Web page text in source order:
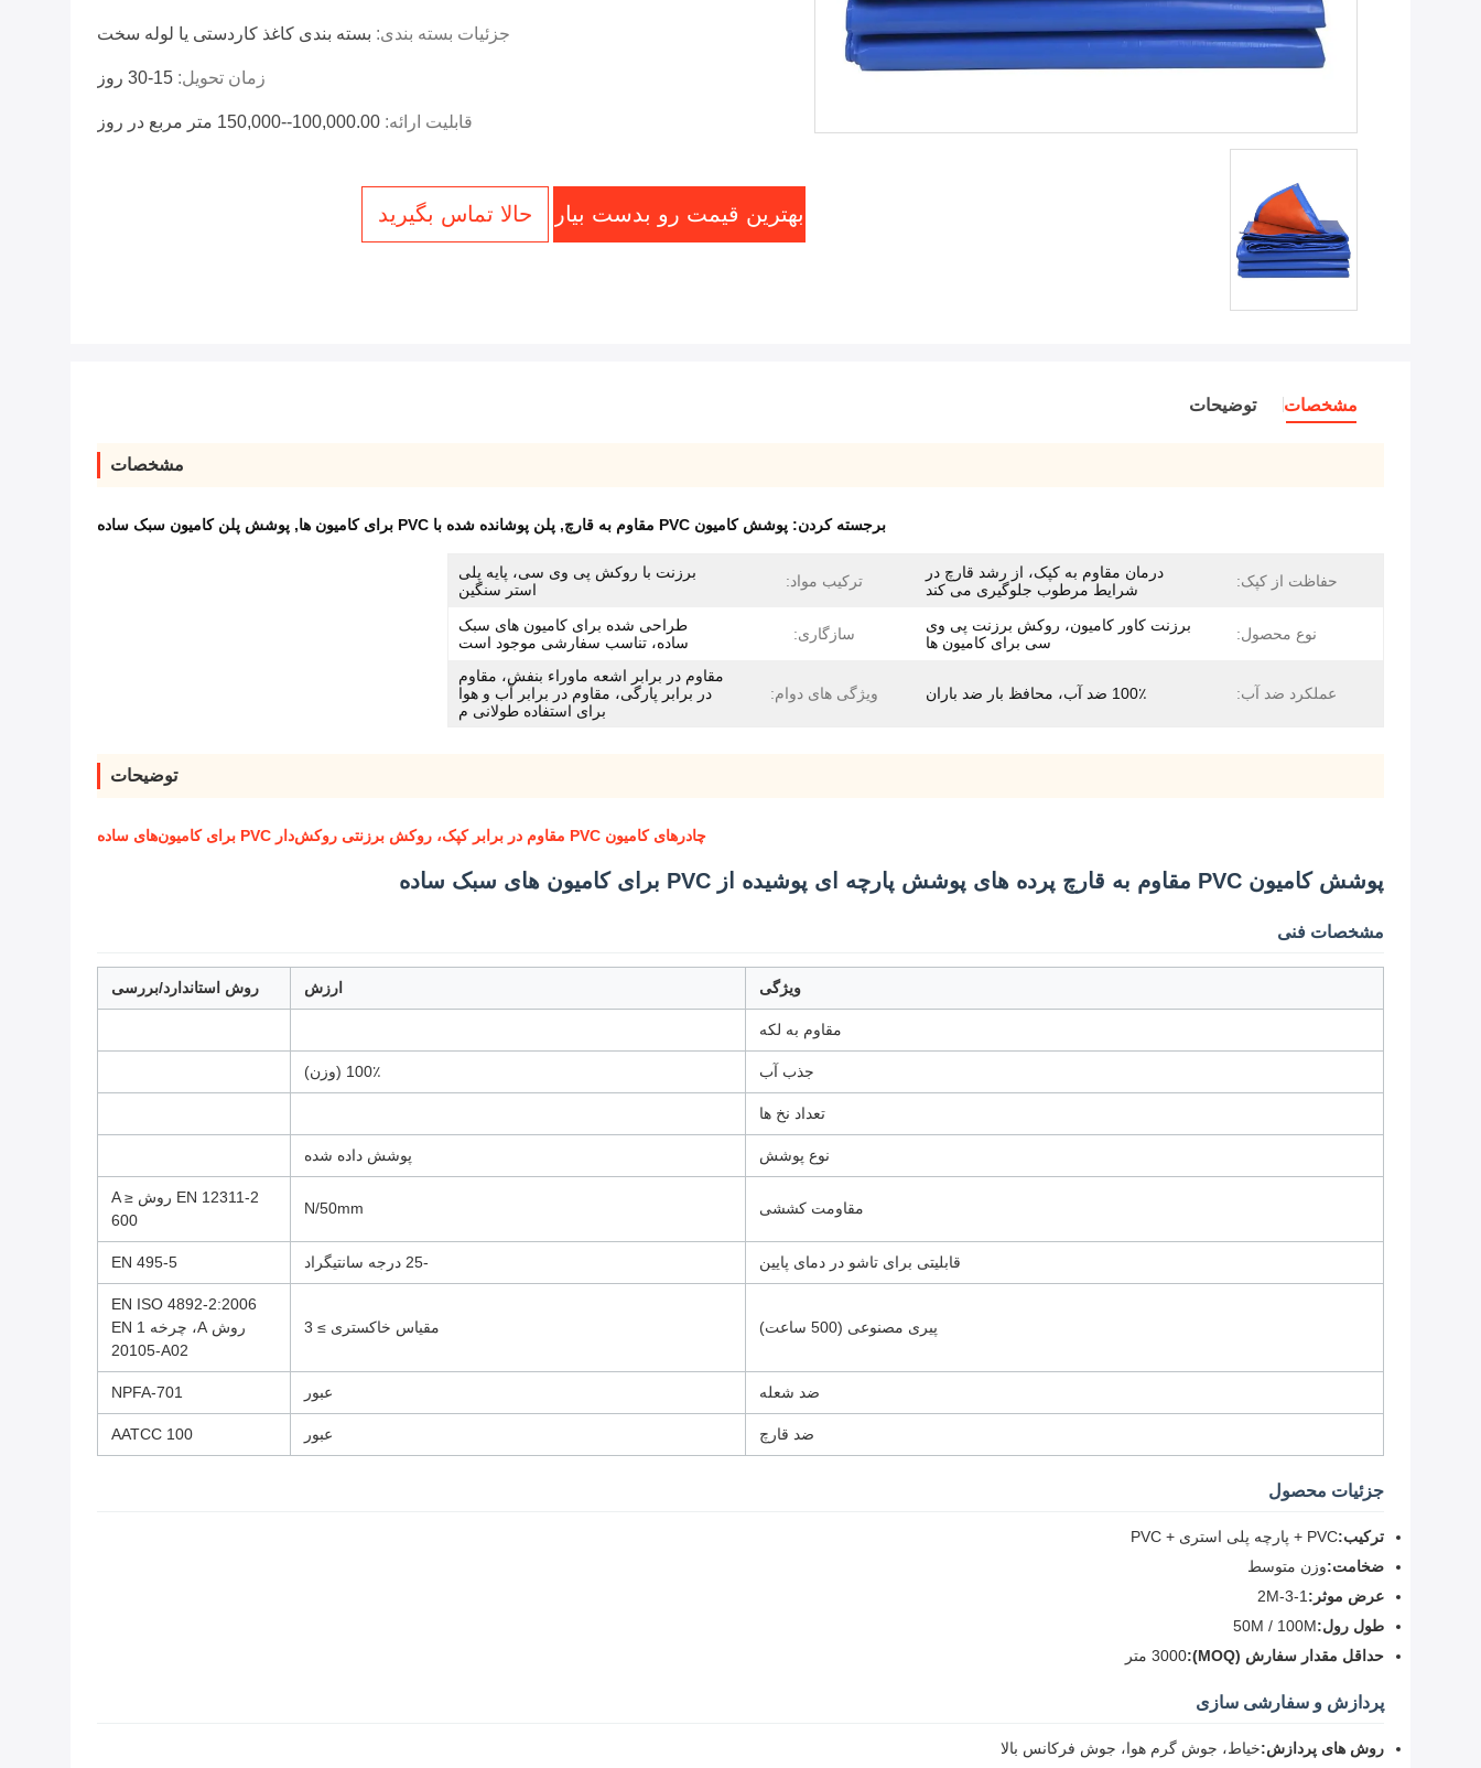
جزئیات بسته بندی: بسته بندی کاغذ کاردستی یا لوله سخت
زمان تحویل: 15-30 روز
قابلیت ارائه: 100,000.00--150,000 متر مربع در روز
بهترین قیمت رو بدست بیار حالا تماس بگیرید
مشخصات توضیحات
مشخصات
برجسته کردن: پوشش کامیون PVC مقاوم به قارچ , پلن پوشانده شده با PVC برای کامیون ها , پوشش پلن کامیون سبک ساده
حفاظت از کپک:
درمان مقاوم به کپک، از رشد قارچ در
شرایط مرطوب جلوگیری می کند
ترکیب مواد:
برزنت با روکش پی وی سی، پایه پلی
استر سنگین
نوع محصول:
برزنت کاور کامیون، روکش برزنت پی وی
سی برای کامیون ها
سازگاری:
طراحی شده برای کامیون های سبک
ساده، تناسب سفارشی موجود است
عملکرد ضد آب: 100٪ ضد آب، محافظ بار ضد باران ویژگی های دوام:
مقاوم در برابر اشعه ماوراء بنفش، مقاوم
در برابر پارگی، مقاوم در برابر آب و هوا
برای استفاده طولانی م
توضیحات
چادرهای کامیون PVC مقاوم در برابر کپک، روکش برزنتی روکش‌دار PVC برای کامیون‌های ساده
پوشش کامیون PVC مقاوم به قارچ پرده های پوشش پارچه ای پوشیده از PVC برای کامیون های سبک ساده
مشخصات فنی
ویژگی ارزش روش استاندارد/بررسی
مقاوم به لکه
جذب آب 100٪ (وزن)
تعداد نخ ها
نوع پوشش پوشش داده شده
مقاومت کششی N/50mm
EN 12311-2 روش A ≥
600
قابلیتی برای تاشو در دمای پایین -25 درجه سانتیگراد EN 495-5
پیری مصنوعی (500 ساعت) مقیاس خاکستری ≥ 3
EN ISO 4892-2:2006
روش A، چرخه 1 EN
20105-A02
ضد شعله عبور NPFA-701
ضد قارچ عبور AATCC 100
جزئیات محصول
ترکیب:PVC + پارچه پلی استری + PVC
ضخامت:وزن متوسط
عرض موثر: 1-3-2M
طول رول:50M / 100M
حداقل مقدار سفارش (MOQ):
3000 متر
پردازش و سفارشی سازی
روش های پردازش:خیاط، جوش گرم هوا، جوش فرکانس بالا